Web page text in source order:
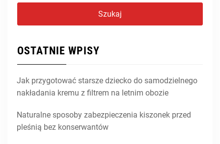
OSTATNIE WPISY
Jak przygotować starsze dziecko do samodzielnego
nakładania kremu z filtrem na letnim obozie
Naturalne sposoby zabezpieczenia kiszonek przed
pleśnią bez konserwantów